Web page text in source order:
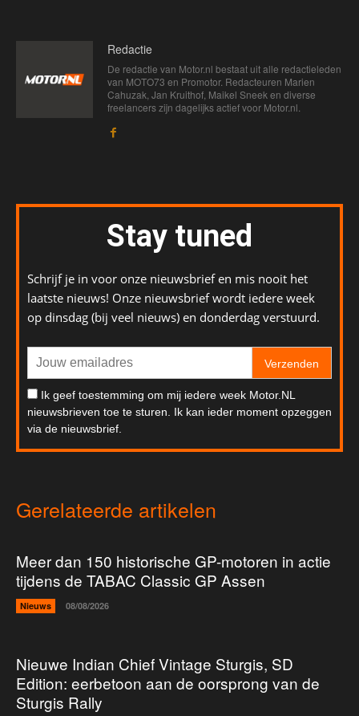
Redactie
De redactie van Motor.nl bestaat uit alle redactieleden
van MOTO73 en Promotor. Redacteuren Marien
Cahuzak, Jan Kruithof, Maikel Sneek en diverse
freelancers zijn dagelijks actief voor Motor.nl.
Stay tuned
Schrijf je in voor onze nieuwsbrief en mis nooit het
laatste nieuws! Onze nieuwsbrief wordt iedere week
op dinsdag (bij veel nieuws) en donderdag verstuurd.
Verzenden
Ik geef toestemming om mij iedere week Motor.NL
nieuwsbrieven toe te sturen. Ik kan ieder moment opzeggen
via de nieuwsbrief.
Gerelateerde artikelen
Meer dan 150 historische GP-motoren in actie
tijdens de TABAC Classic GP Assen
Nieuws 08/08/2026
Nieuwe Indian Chief Vintage Sturgis, SD
Edition: eerbetoon aan de oorsprong van de
Sturgis Rally